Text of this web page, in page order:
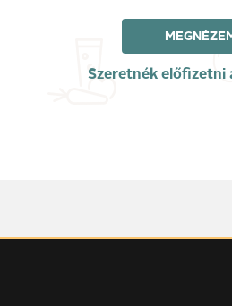
Szeretnék előfizetni